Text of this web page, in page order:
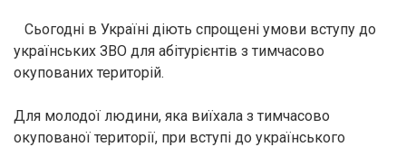
Сьогодні в Україні діють спрощені умови вступу до
українських ЗВО для абітурієнтів з тимчасово
окупованих територій.
Для молодої людини, яка виїхала з тимчасово
окупованої території, при вступі до українського